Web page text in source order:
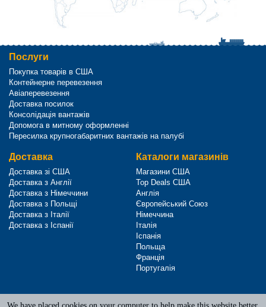
Послуги
Покупка товарів в США
Контейнерне перевезення
Авіаперевезення
Доставка посилок
Консолідація вантажів
Допомога в митному оформленні
Пересилка крупногабаритних вантажів на палубі
Доставка
Доставка зі США
Доставка з Англії
Доставка з Німеччини
Доставка з Польщі
Доставка з Італії
Доставка з Іспанії
Каталоги магазинів
Магазини США
Top Deals США
Англія
Європейський Союз
Німеччина
Італія
Іспанія
Польща
Франція
Португалія